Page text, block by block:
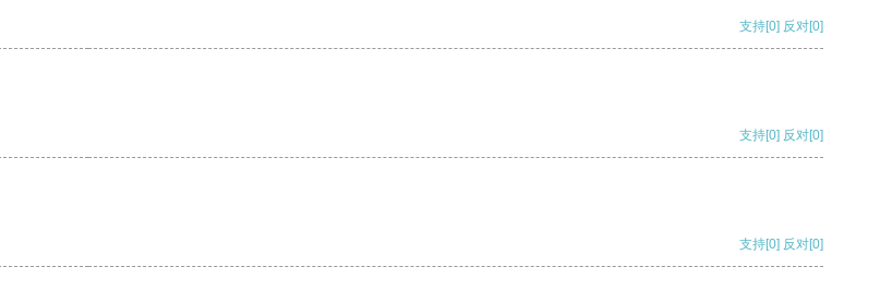
支持[0] 反对[0]
支持[0] 反对[0]
支持[0] 反对[0]